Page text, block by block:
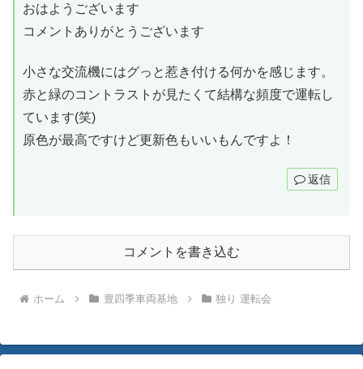
おはようございます
コメントありがとうございます
小さな交流機にはグっと惹き付ける何かを感じます。
赤と緑のコントラストが見たくて結構な頻度で運転し
ています(笑)
原色が最高ですけど更新色もいいもんですよ！
返信
コメントを書き込む
ホーム 豊四季車両基地 独り 運転会